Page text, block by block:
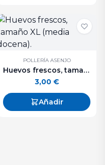
POLLERÍA ASENJO
Huevos frescos, tamaño XL (media docena).
3,00 €
Añadir